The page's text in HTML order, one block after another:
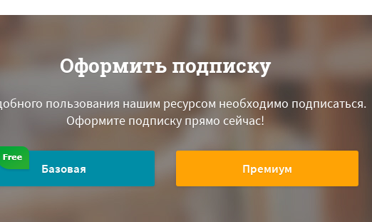
Оформить подписку
пользования нашим ресурсом необходимо подписаться.
Оформите подписку прямо сейчас!
Базовая Премиум